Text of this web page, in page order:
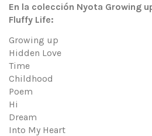
En la colección Nyota Growing
Fluffy Life:
Growing up
Hidden Love
Time
Childhood
Poem
Hi
Dream
Into My Heart